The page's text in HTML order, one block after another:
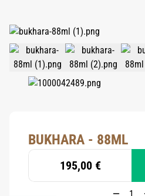
BUKHARA - 88ML
195,00 €